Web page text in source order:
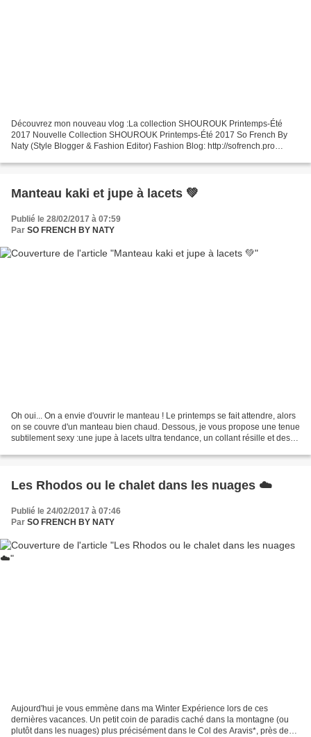
Découvrez mon nouveau vlog :La collection SHOUROUK Printemps-Été
2017 Nouvelle Collection SHOUROUK Printemps-Été 2017 So French By
Naty (Style Blogger & Fashion Editor) Fashion Blog: http://sofrench.pro
Manteau kaki et jupe à lacets 💚
Publié le 28/02/2017 à 07:59
Par SO FRENCH BY NATY
Oh oui... On a envie d'ouvrir le manteau ! Le printemps se fait attendre, alors
on se couvre d'un manteau bien chaud. Dessous, je vous propose une tenue
subtilement sexy :une jupe à lacets ultra tendance, un collant résille et des
Les Rhodos ou le chalet dans les nuages ☁️
Publié le 24/02/2017 à 07:46
Par SO FRENCH BY NATY
Aujourd'hui je vous emmène dans ma Winter Expérience lors de ces
dernières vacances. Un petit coin de paradis caché dans la montagne (ou
plutôt dans les nuages) plus précisément dans le Col des Aravis*, près de